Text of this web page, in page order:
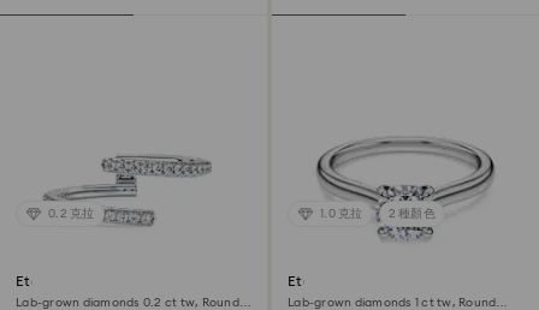
0.2 克拉
Eternity open band ring
Lab-grown diamonds 0.2 ct tw, Round
1.0 克拉 2 種顏色
Eternity solitaire ring
Lab-grown diamonds 1 ct tw, Round